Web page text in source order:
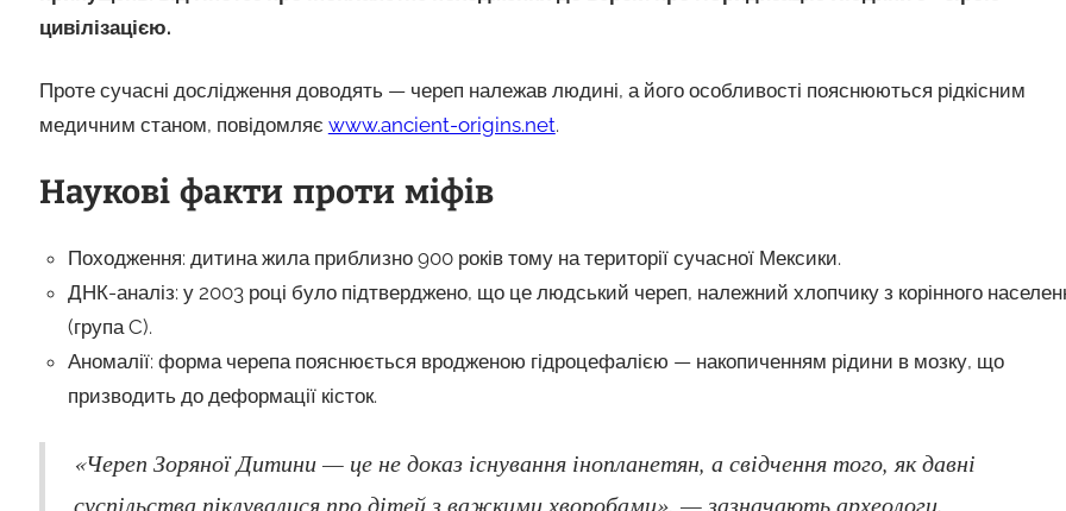
цивілізацією.
Проте сучасні дослідження доводять — череп належав людині, а його особливості пояснюються рідкісним
медичним станом, повідомляє www.ancient-origins.net.
Наукові факти проти міфів
Походження: дитина жила приблизно 900 років тому на території сучасної Мексики.
ДНК-аналіз: у 2003 році було підтверджено, що це людський череп, належний хлопчику з корінного
(група C).
Аномалії: форма черепа пояснюється вродженою гідроцефалією — накопиченням рідини в мозку, що
призводить до деформації кісток.
«Череп Зоряної Дитини — це не доказ існування інопланетян, а свідчення того, як давні
суспільства піклувалися про дітей з важкими хворобами», — зазначають археологи.